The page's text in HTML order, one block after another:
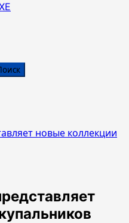
новые коллекции